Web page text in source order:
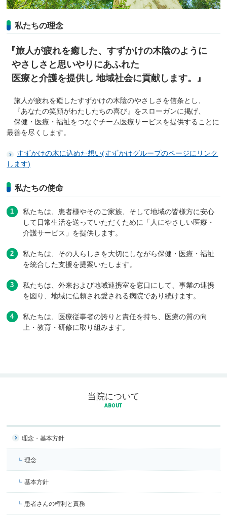
私たちの理念
『旅人が疲れを癒した、すずかけの木陰のように
やさしさと思いやりにあふれた
医療と介護を提供し 地域社会に貢献します。』
旅人が疲れを癒したすずかけの木陰のやさしさを信条とし、
『あなたの笑顔がわたしたちの喜び』をスローガンに掲げ、
保健・医療・福祉をつなぐチーム医療サービスを提供することに
最善を尽くします。
すずかけの木に込めた想い(すずかけグループのページにリンク
します)
私たちの使命
私たちは、患者様やそのご家族、そして地域の皆様方に安心
して日常生活を送っていただくために「人にやさしい医療・
介護サービス」を提供します。
私たちは、その人らしさを大切にしながら保健・医療・福祉
を統合した支援を提案いたします。
私たちは、外来および地域連携室を窓口にして、事業の連携
を図り、地域に信頼され愛される病院であり続けます。
私たちは、医療従事者の誇りと責任を持ち、医療の質の向
上・教育・研修に取り組みます。
当院について
ABOUT
理念・基本方針
理念
基本方針
患者さんの権利と責務